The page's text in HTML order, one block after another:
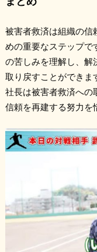
被害者救済は組織の信
めの重要なステップで
の苦しみを理解し、解
取り戻すことができま
社長は被害者救済への
信頼を再建する努力を